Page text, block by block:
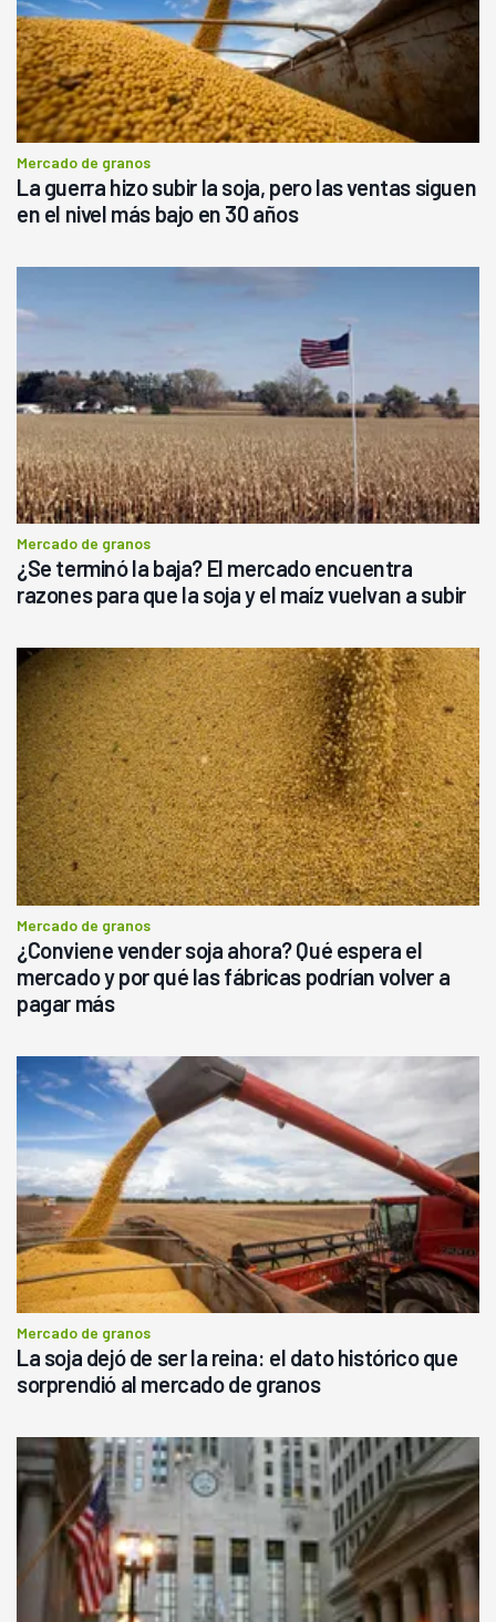
Mercado de granos
La guerra hizo subir la soja, pero las ventas siguen
en el nivel más bajo en 30 años
Mercado de granos
¿Se terminó la baja? El mercado encuentra
razones para que la soja y el maíz vuelvan a subir
Mercado de granos
¿Conviene vender soja ahora? Qué espera el
mercado y por qué las fábricas podrían volver a
pagar más
Mercado de granos
La soja dejó de ser la reina: el dato histórico que
sorprendió al mercado de granos